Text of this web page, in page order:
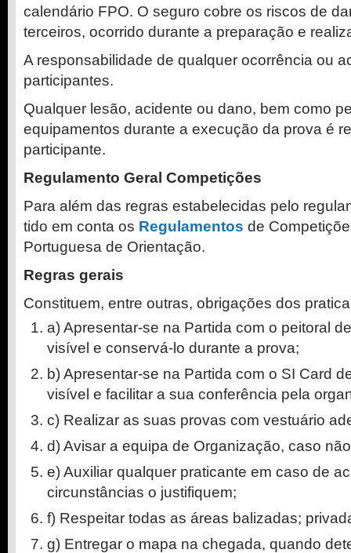
calendário FPO. O seguro cobre os riscos de
terceiros, ocorrido durante a preparação e
A responsabilidade de qualquer ocorrência ou
participantes.
Qualquer lesão, acidente ou dano, bem como
equipamentos durante a execução da prova é
participante.
Regulamento Geral Competições
Para além das regras estabelecidas pelo
tido em conta os Regulamentos de
Portuguesa de Orientação.
Regras gerais
Constituem, entre outras, obrigações dos
a) Apresentar-se na Partida com o peitoral
visível e conservá-lo durante a prova;
b) Apresentar-se na Partida com o SI Card
visível e facilitar a sua conferência pela
c) Realizar as suas provas com vestuário
d) Avisar a equipa de Organização, caso
e) Auxiliar qualquer praticante em caso de
circunstâncias o justifiquem;
f) Respeitar todas as áreas balizadas;
g) Entregar o mapa na chegada, quando